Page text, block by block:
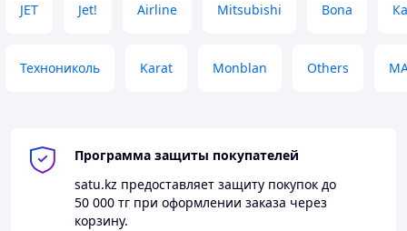
JET Jet! Airline Mitsubishi Bona
Технониколь Karat Monblan Others
Программа защиты покупателей
satu.kz предоставляет защиту покупок до
50 000 тг при оформлении заказа через
корзину.